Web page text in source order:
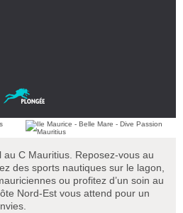
au C Mauritius. Reposez-vous au
des sports nautiques sur le lagon,
ou profitez d’un soin au
Nord-Est vous attend pour un